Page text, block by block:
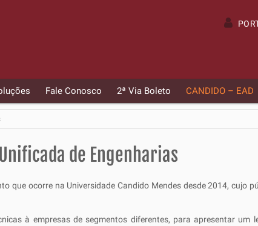
Fale Conosco 2ª Via Boleto CANDIDO – EAD
de Engenharias
que ocorre na Universidade Candido Mendes desde 2014, cujo
à empresas de segmentos diferentes, para apresentar um